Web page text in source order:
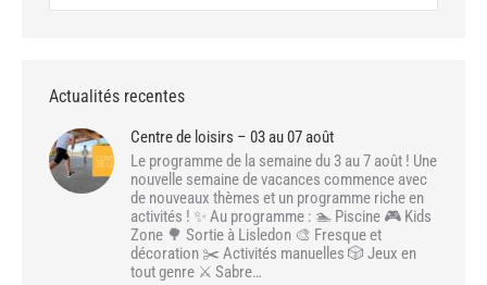
Actualités recentes
Centre de loisirs – 03 au 07 août
Le programme de la semaine du 3 au 7 août ! Une
nouvelle semaine de vacances commence avec
de nouveaux thèmes et un programme riche en
activités ! ✨ Au programme : 🏊 Piscine 🎮 Kids
Zone 🌳 Sortie à Lisledon 🎨 Fresque et
décoration ✂️ Activités manuelles 🎲 Jeux en
tout genre ⚔️ Sabre…